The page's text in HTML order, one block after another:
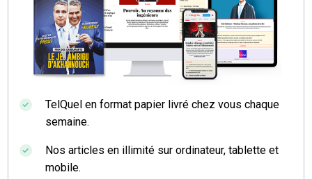
TelQuel en format papier livré chez vous chaque
semaine.
Nos articles en illimité sur ordinateur, tablette et
mobile.